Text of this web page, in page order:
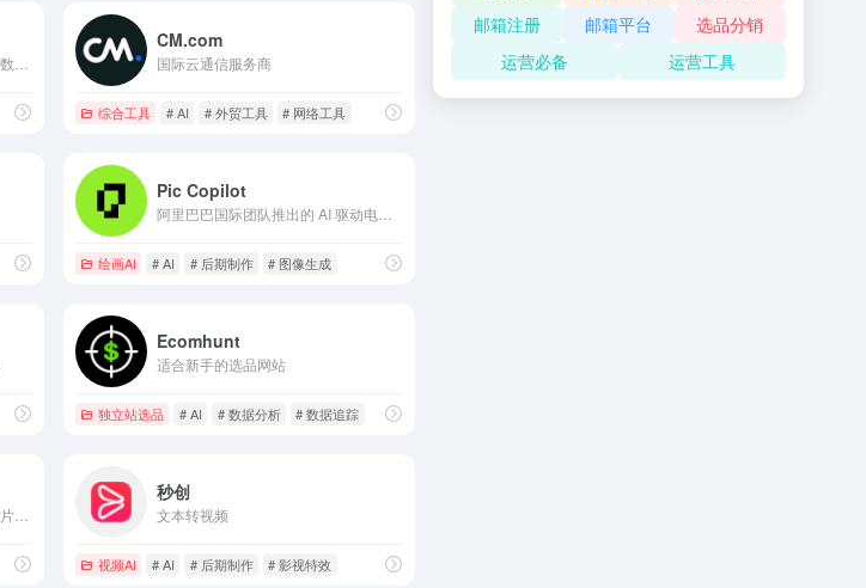
CM.com
国际云通信服务商
综合工具 # AI # 外贸工具 # 网络工具
Pic Copilot
阿里巴巴国际团队推出的 AI 驱动电商设计平台
绘画AI # AI # 后期制作 # 图像生成
Ecomhunt
适合新手的选品网站
独立站选品 # AI # 数据分析 # 数据追踪
秒创
文本转视频
视频AI # AI # 后期制作 # 影视特效
邮箱注册
邮箱平台
选品分销
运营必备
运营工具